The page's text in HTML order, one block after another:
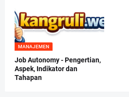
MANAJEMEN
Job Autonomy - Pengertian,
Aspek, Indikator dan
Tahapan